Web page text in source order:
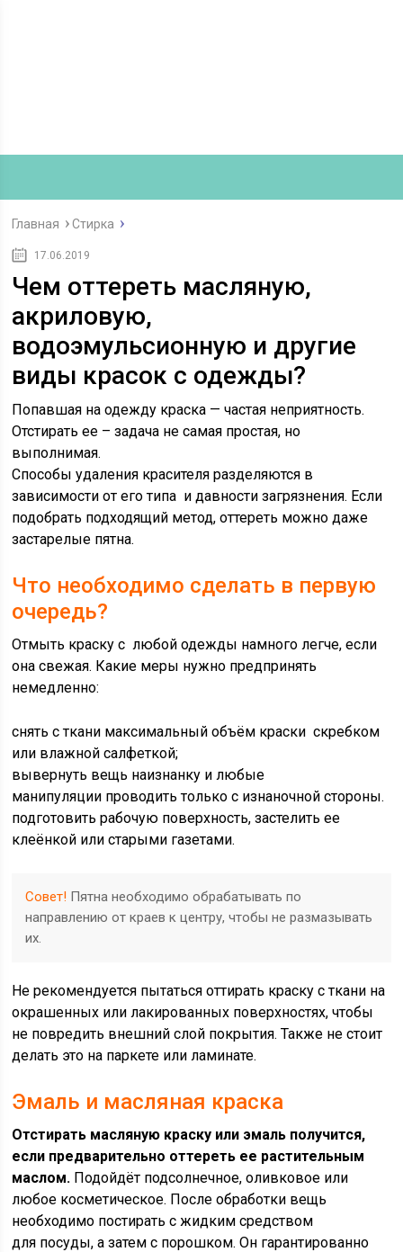
Главная Стирка
17.06.2019
Чем оттереть масляную,
акриловую,
водоэмульсионную и другие
виды красок с одежды?
Попавшая на одежду краска — частая неприятность.
Отстирать ее – задача не самая простая, но
выполнимая.
Способы удаления красителя разделяются в
зависимости от его типа и давности загрязнения. Если
подобрать подходящий метод, оттереть можно даже
застарелые пятна.
Что необходимо сделать в первую
очередь?
Отмыть краску с любой одежды намного легче, если
она свежая. Какие меры нужно предпринять
немедленно:
снять с ткани максимальный объём краски скребком
или влажной салфеткой;
вывернуть вещь наизнанку и любые
манипуляции проводить только с изнаночной стороны.
подготовить рабочую поверхность, застелить ее
клеёнкой или старыми газетами.
Совет! Пятна необходимо обрабатывать по
направлению от краев к центру, чтобы не размазывать
их.
Не рекомендуется пытаться оттирать краску с ткани на
окрашенных или лакированных поверхностях, чтобы
не повредить внешний слой покрытия. Также не стоит
делать это на паркете или ламинате.
Эмаль и масляная краска
Отстирать масляную краску или эмаль получится,
если предварительно оттереть ее растительным
маслом. Подойдёт подсолнечное, оливковое или
любое косметическое. После обработки вещь
необходимо постирать с жидким средством
для посуды, а затем с порошком. Он гарантированно